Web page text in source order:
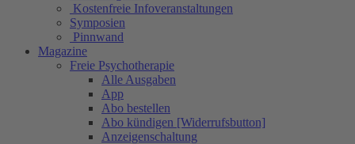
Kostenfreie Infoveranstaltungen
Symposien
Pinnwand
Magazine
Freie Psychotherapie
Alle Ausgaben
App
Abo bestellen
Abo kündigen [Widerrufsbutton]
Anzeigenschaltung